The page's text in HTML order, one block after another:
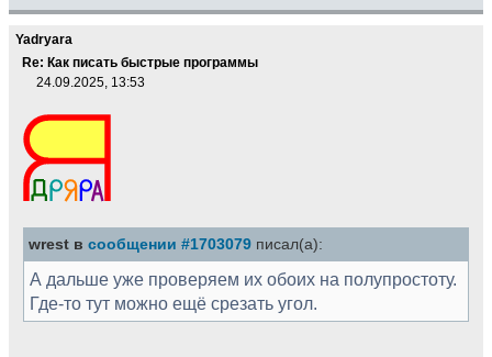
Yadryara
Re: Как писать быстрые программы
24.09.2025, 13:53
wrest в сообщении #1703079 писал(а):
А дальше уже проверяем их обоих на полупростоту.
Где-то тут можно ещё срезать угол.